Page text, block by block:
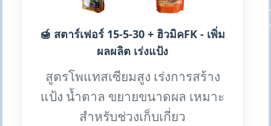
🍯 สตาร์เฟอร์ 15-5-30 + ฮิวมิคFK - เพิ่ม
ผลผลิต เร่งแป้ง
สูตรโพแทสเซียมสูง เร่งการสร้าง
แป้ง น้ำตาล ขยายขนาดผล เหมาะ
สำหรับช่วงเก็บเกี่ยว